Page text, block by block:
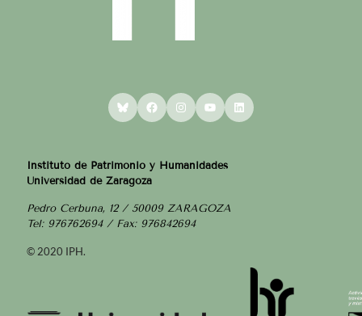
BlueskyFacebookInstagram
YouTubeLinkedIn
Instituto de Patrimonio y Humanidades
Universidad de Zaragoza
Pedro Cerbuna, 12 / 50009 ZARAGOZA
Tel: 976762694 / Fax: 976842694
© 2020 IPH.